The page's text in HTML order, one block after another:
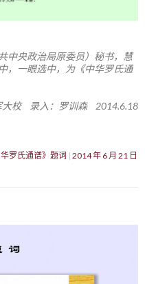
中央政治局原委员）秘书，慧
，一眼选中，为《中华罗氏通
大校 录入：罗训森 2014.6.18
罗氏通谱》题词 2014 年 6 月 21 日